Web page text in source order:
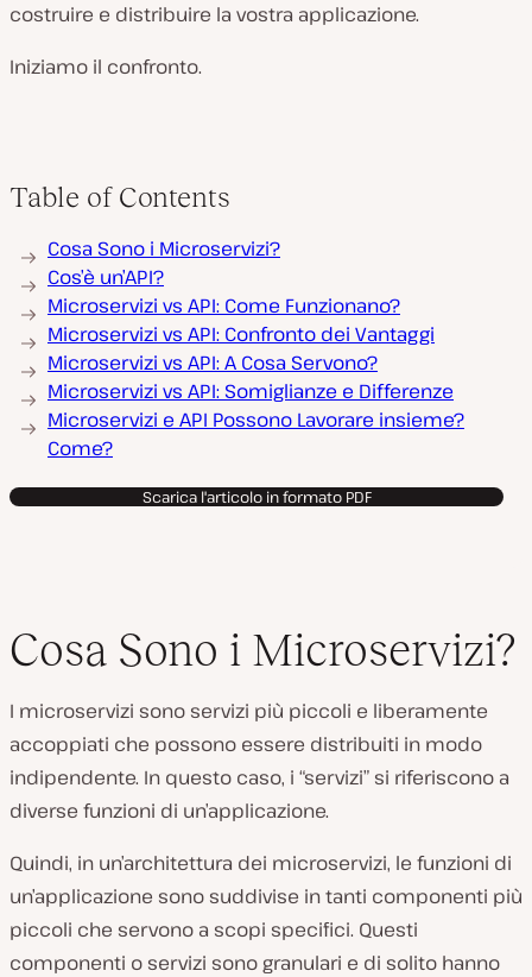
costruire e distribuire la vostra applicazione.
Iniziamo il confronto.
Table of Contents
Cosa Sono i Microservizi?
Cos’è un’API?
Microservizi vs API: Come Funzionano?
Microservizi vs API: Confronto dei Vantaggi
Microservizi vs API: A Cosa Servono?
Microservizi vs API: Somiglianze e Differenze
Microservizi e API Possono Lavorare insieme?
Come?
Scarica l'articolo in formato PDF
Cosa Sono i Microservizi?
I microservizi sono servizi più piccoli e liberamente
accoppiati che possono essere distribuiti in modo
indipendente. In questo caso, i “servizi” si riferiscono a
diverse funzioni di un’applicazione.
Quindi, in un’architettura dei microservizi, le funzioni di
un’applicazione sono suddivise in tanti componenti più
piccoli che servono a scopi specifici. Questi
componenti o servizi sono granulari e di solito hanno